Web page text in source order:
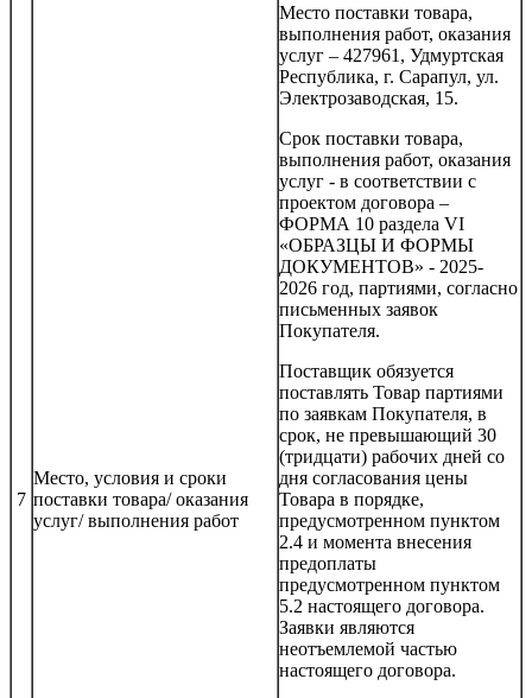
7
Место, условия и сроки
поставки товара/ оказания
услуг/ выполнения работ
Место поставки товара,
выполнения работ, оказания
услуг – 427961, Удмуртская
Республика, г. Сарапул, ул.
Электрозаводская, 15.
Срок поставки товара,
выполнения работ, оказания
услуг - в соответствии с
проектом договора –
ФОРМА 10 раздела VI
«ОБРАЗЦЫ И ФОРМЫ
ДОКУМЕНТОВ» - 2025-
2026 год, партиями, согласно
письменных заявок
Покупателя.
Поставщик обязуется
поставлять Товар партиями
по заявкам Покупателя, в
срок, не превышающий 30
(тридцати) рабочих дней со
дня согласования цены
Товара в порядке,
предусмотренном пунктом
2.4 и момента внесения
предоплаты
предусмотренном пунктом
5.2 настоящего договора.
Заявки являются
неотъемлемой частью
настоящего договора.